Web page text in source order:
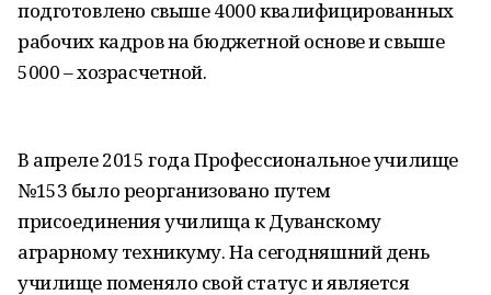
подготовлено свыше 4000 квалифицированных
рабочих кадров на бюджетной основе и свыше
5000 – хозрасчетной.
В апреле 2015 года Профессиональное училище
№153 было реорганизовано путем
присоединения училища к Дуванскому
аграрному техникуму. На сегодняшний день
училище поменяло свой статус и является